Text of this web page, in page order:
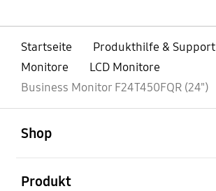
Startseite
Produkthilfe & Support
Monitore
LCD Monitore
Business Monitor F24T450FQR (24")
Shop
Produkt